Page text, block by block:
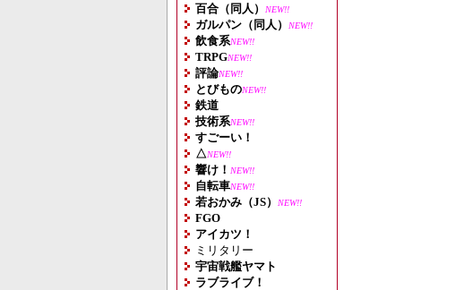
百合（同人） NEW!!
ガルパン（同人） NEW!!
飲食系NEW!!
TRPGNEW!!
評論NEW!!
とびものNEW!!
鉄道
技術系NEW!!
すごーい！
△NEW!!
響け！ NEW!!
自転車NEW!!
若おかみ（JS） NEW!!
FGO
アイカツ！
ミリタリー
宇宙戦艦ヤマト
ラブライブ！